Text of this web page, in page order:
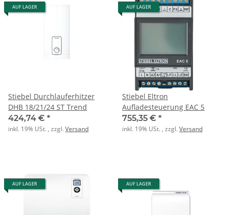
AUF LAGER
Stiebel Durchlauferhitzer
DHB 18/21/24 ST Trend
424,74 € *
inkl. 19% USt. , zzgl.Versand
AUF LAGER
Stiebel Eltron
Aufladesteuerung EAC 5
755,35 € *
inkl. 19% USt. , zzgl.Versand
AUF LAGER AUF LAGER